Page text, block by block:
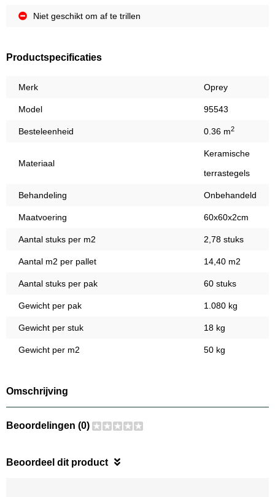
Niet geschikt om af te trillen
Productspecificaties
Merk Oprey
Model 95543
Besteleenheid 0.36 m2
Materiaal
Keramische
terrastegels
Behandeling Onbehandeld
Maatvoering 60x60x2cm
Aantal stuks per m2 2,78 stuks
Aantal m2 per pallet 14,40 m2
Aantal stuks per pak 60 stuks
Gewicht per pak 1.080 kg
Gewicht per stuk 18 kg
Gewicht per m2 50 kg
Omschrijving
Beoordelingen (0)
Beoordeel dit product